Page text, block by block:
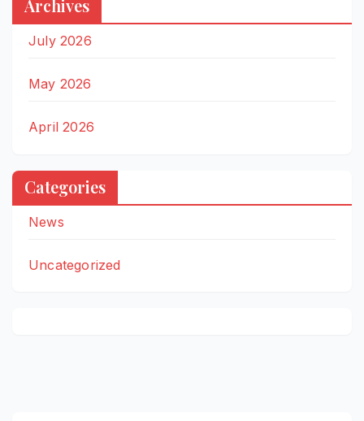
Archives
July 2026
May 2026
April 2026
Categories
News
Uncategorized